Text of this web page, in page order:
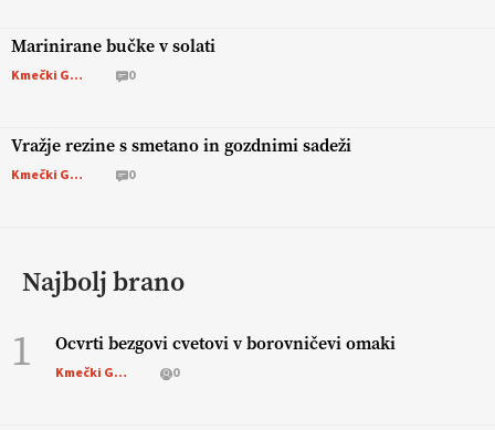
Marinirane bučke v solati
Kmečki Glas 0
Vražje rezine s smetano in gozdnimi sadeži
Kmečki Glas 0
Najbolj brano
1 Ocvrti bezgovi cvetovi v borovničevi omaki
Kmečki Glas 0